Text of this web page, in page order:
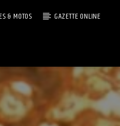
& MOTOS GAZETTE ONLINE